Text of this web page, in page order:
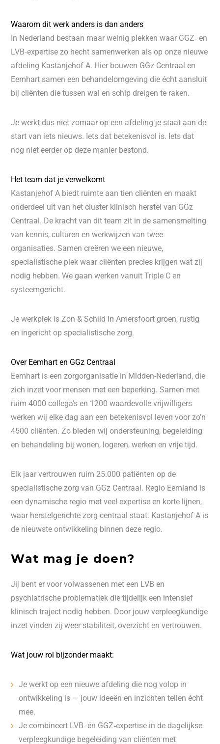
Waarom dit werk anders is dan anders
In Nederland bestaan maar weinig plekken waar GGZ‑ en
LVB‑expertise zo hecht samenwerken als op onze nieuwe
afdeling Kastanjehof A. Hier bouwen GGz Centraal en
Eemhart samen een behandelomgeving die écht aansluit
bij cliënten die tussen wal en schip dreigen te raken.
Je werkt dus niet zomaar op een afdeling je staat aan de
start van iets nieuws. Iets dat betekenisvol is. Iets dat
nog niet eerder op deze manier bestond.
Het team dat je verwelkomt
Kastanjehof A biedt ruimte aan tien cliënten en maakt
onderdeel uit van het cluster klinisch herstel van GGz
Centraal. De kracht van dit team zit in de samensmelting
van kennis, culturen en werkwijzen van twee
organisaties. Samen creëren we een nieuwe,
specialistische plek waar cliënten precies krijgen wat zij
nodig hebben. We gaan werken vanuit Triple C en
systeemgericht.
Je werkplek is Zon & Schild in Amersfoort groen, rustig
en ingericht op specialistische zorg.
Over Eemhart en GGz Centraal
Eemhart is een zorgorganisatie in Midden-Nederland, die
zich inzet voor mensen met een beperking. Samen met
ruim 4000 collega’s en 1200 waardevolle vrijwilligers
werken wij elke dag aan een betekenisvol leven voor zo’n
4500 cliënten. Zo bieden wij ondersteuning, begeleiding
en behandeling bij wonen, logeren, werken en vrije tijd.
Elk jaar vertrouwen ruim 25.000 patiënten op de
specialistische zorg van GGz Centraal. Regio Eemland is
een dynamische regio met veel expertise en korte lijnen,
waar herstelgerichte zorg centraal staat. Kastanjehof A is
de nieuwste ontwikkeling binnen deze regio.
Wat mag je doen?
Jij bent er voor volwassenen met een LVB en
psychiatrische problematiek die tijdelijk een intensief
klinisch traject nodig hebben. Door jouw verpleegkundige
inzet vinden zij weer stabiliteit, overzicht en vertrouwen.
Wat jouw rol bijzonder maakt:
Je werkt op een nieuwe afdeling die nog volop in
ontwikkeling is — jouw ideeën en inzichten tellen écht
mee.
Je combineert LVB- én GGZ‑expertise in de dagelijkse
verpleegkundige begeleiding van cliënten met